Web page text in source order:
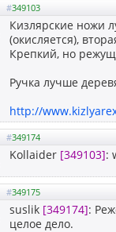
#349103
Кизлярские ножи
(окисляется),
Крепкий, но
Ручка лучше
http://
#349174
Kollaider [349103]:
#349175
suslik [349174]:
целое дело.